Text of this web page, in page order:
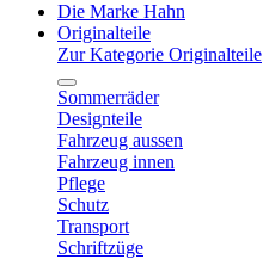
Die Marke Hahn
Originalteile
Zur Kategorie Originalteile
Sommerräder
Designteile
Fahrzeug aussen
Fahrzeug innen
Pflege
Schutz
Transport
Schriftzüge